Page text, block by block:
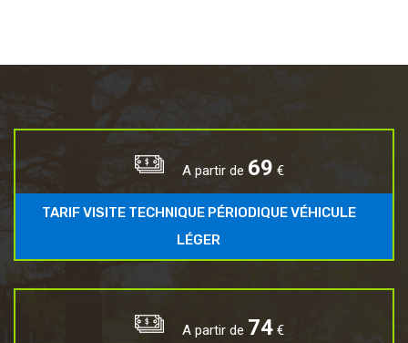
A partir de 83 €
TARIF VISITE TECHNIQUE PÉRIODIQUE VÉHICULE
LÉGER
A partir de 89 €